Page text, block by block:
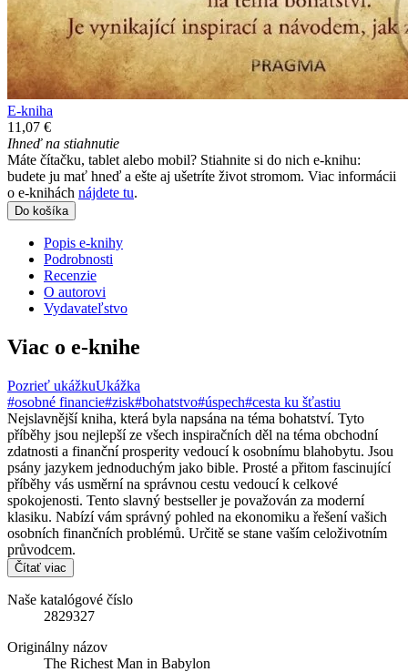
E-kniha
11,07 €
Ihneď na stiahnutie
Máte čítačku, tablet alebo mobil? Stiahnite si do nich e-knihu:
budete ju mať hneď a ešte aj ušetríte život stromom. Viac informácii
o e-knihách nájdete tu.
Do košíka
Popis e-knihy
Podrobnosti
Recenzie
O autorovi
Vydavateľstvo
Viac o e-knihe
Pozrieť ukážkuUkážka
#osobné financie#zisk#bohatstvo#úspech#cesta ku šťastiu
Nejslavnější kniha, která byla napsána na téma bohatství. Tyto
příběhy jsou nejlepší ze všech inspiračních děl na téma obchodní
zdatnosti a finanční prosperity vedoucí k osobnímu blahobytu. Jsou
psány jazykem jednoduchým jako bible. Prosté a přitom fascinující
příběhy vás usměrní na správnou cestu vedoucí k celkové
spokojenosti. Tento slavný bestseller je považován za moderní
klasiku. Nabízí vám správný pohled na ekonomiku a řešení vašich
osobních finančních problémů. Určitě se stane vaším celoživotním
průvodcem.
Čítať viac
Naše katalógové číslo
2829327
Originálny názov
The Richest Man in Babylon